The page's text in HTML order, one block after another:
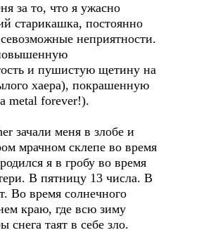
за то, что я ужасно
старикашка, постоянно
неприятности.
и пушистую щетину на
хаера), покрашенную
metal forever!).
зачали меня в злобе и
мрачном склепе во время
я в гробу во время
В пятницу 13 числа. В
Во время солнечного
краю, где всю зиму
снега таят в себе зло.